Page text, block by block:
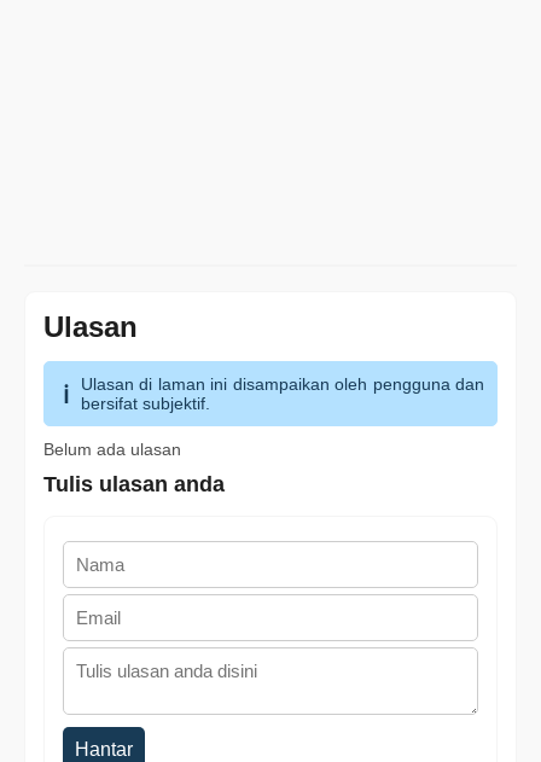
Ulasan
Ulasan di laman ini disampaikan oleh pengguna dan
bersifat subjektif.
Belum ada ulasan
Tulis ulasan anda
Hantar